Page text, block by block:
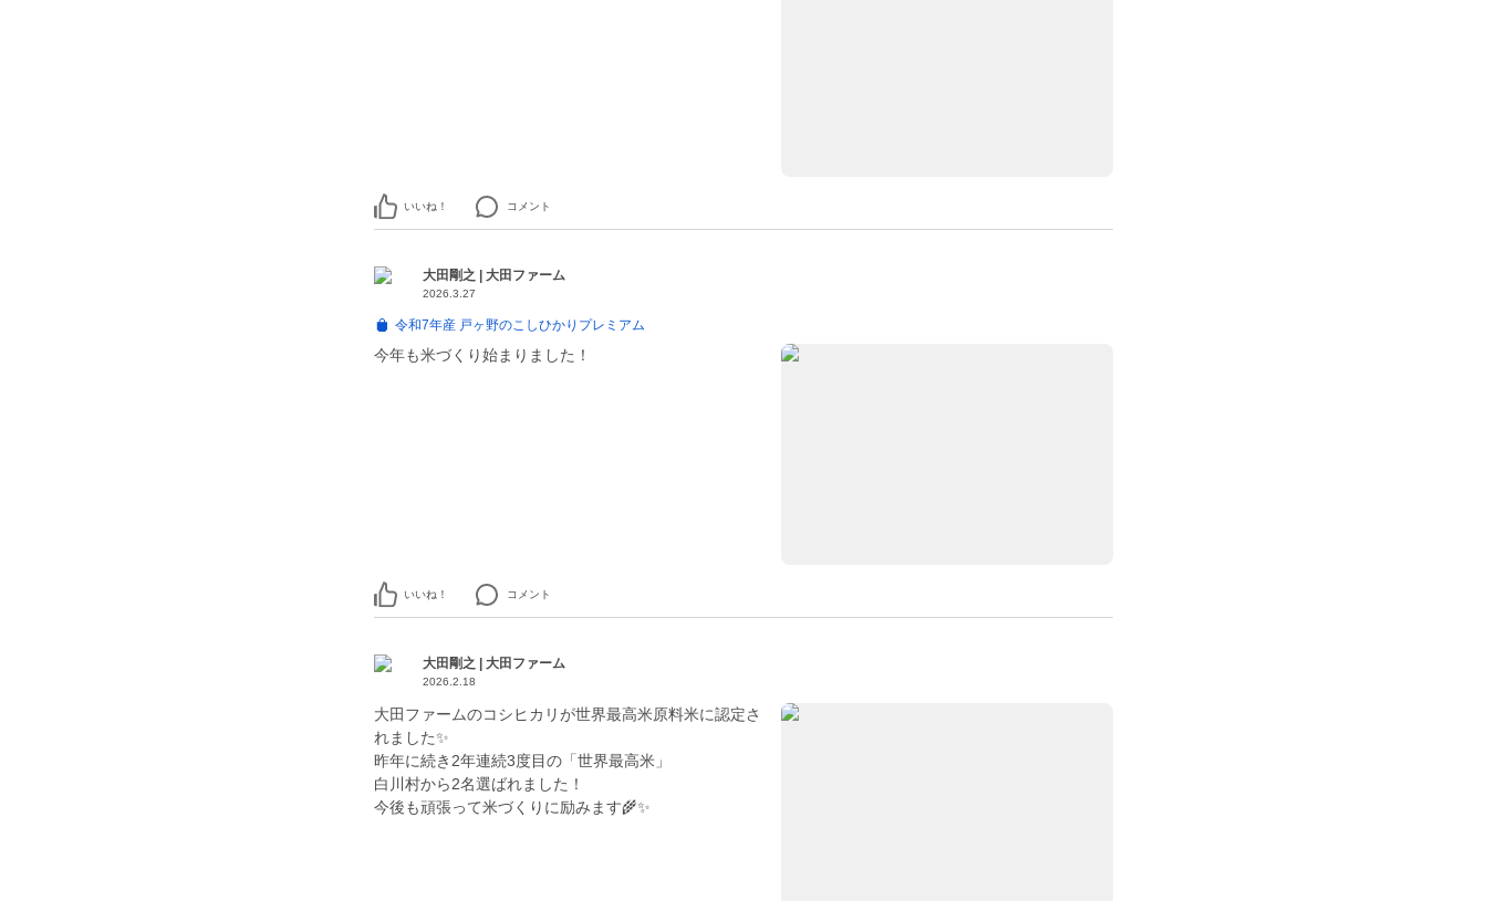
いいね！ コメント
大田剛之 | 大田ファーム
2026.3.27
令和7年産 戸ヶ野のこしひかりプレミアム
今年も米づくり始まりました！
いいね！ コメント
大田剛之 | 大田ファーム
2026.2.18
大田ファームのコシヒカリが世界最高米原料米に認定さ
れました✨
昨年に続き2年連続3度目の「世界最高米」
白川村から2名選ばれました！
今後も頑張って米づくりに励みます🌾✨